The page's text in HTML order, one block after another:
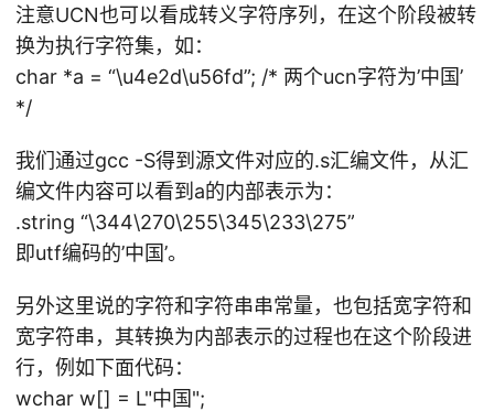
注意UCN也可以看成转义字符序列，在这个阶段被转
换为执行字符集，如：
char *a = “\u4e2d\u56fd”; /* 两个ucn字符为’中国’
*/
我们通过gcc -S得到源文件对应的.s汇编文件，从汇
编文件内容可以看到a的内部表示为：
.string “\344\270\255\345\233\275”
即utf编码的’中国’。
另外这里说的字符和字符串串常量，也包括宽字符和
宽字符串，其转换为内部表示的过程也在这个阶段进
行，例如下面代码：
wchar w[] = L"中国";